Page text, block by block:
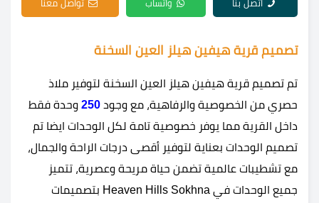
اتصل بنا واتساب تواصل معنا
تصميم قرية هيفين هيلز العين السخنة
تم تصميم قرية هيفين هيلز العين السخنة لتوفير ملاذ
حصري من الخصوصية والرفاهية، مع وجود 250 وحدة فقط
داخل القرية مما يوفر خصوصية تامة لكل الوحدات ايضا تم
تصميم الوحدات بعناية لتوفير أقصى درجات الراحة والجمال،
مع تشطيبات عالمية تضمن حياة مريحة وعصرية، تتميز
جميع الوحدات في Heaven Hills Sokhna بتصميمات